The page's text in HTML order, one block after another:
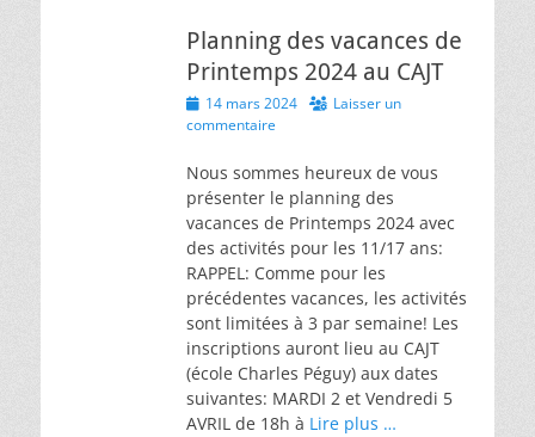
Planning des vacances de
Printemps 2024 au CAJT
Posted
on
14 mars 2024
Laisser un
commentaire
Nous sommes heureux de vous
présenter le planning des
vacances de Printemps 2024 avec
des activités pour les 11/17 ans:
RAPPEL: Comme pour les
précédentes vacances, les activités
sont limitées à 3 par semaine! Les
inscriptions auront lieu au CAJT
(école Charles Péguy) aux dates
suivantes: MARDI 2 et Vendredi 5
AVRIL de 18h à Lire plus …